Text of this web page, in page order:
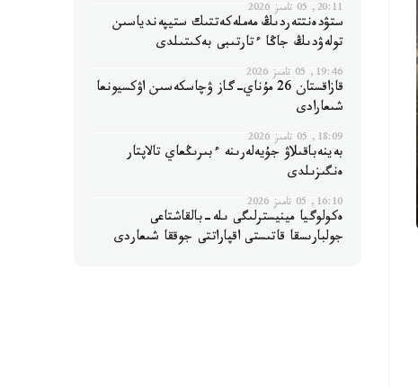
20:11, 05 تامىز 2026
ستۋدەنتتەردىڭ مەملەكەتتىك ستيپەندياسىن
تولەۋدىڭ جاڭا ءتارتىبى بەكىتىلدى
19:46, 05 تامىز 2026
قازاقستان 26 مۇناي-گاز ۋچاسكەسىن اۋكسيونعا
شىعارادى
18:09, 05 تامىز 2026
بەينەباقىلاۋ جۇيەلەرىنە ءبىرىڭعاي تالاپتار
ەنگىزىلدى
16:10, 05 تامىز 2026
ەكولوگيا مينيسترلىگى ىلە-بالقاشتاعى
جولبارىسقا قاتىستى اقپاراتتى جوققا شىعاردى